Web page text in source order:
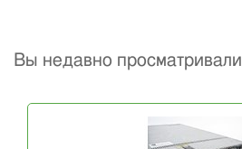
Вы недавно просматривали